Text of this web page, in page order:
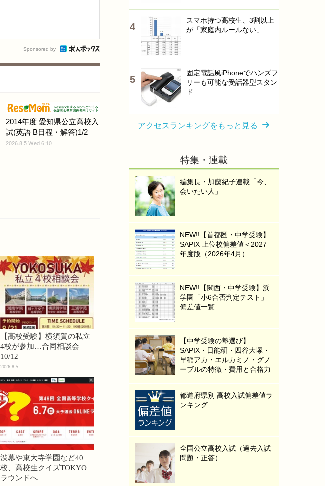
Sponsored by
2014年度 愛知県公立高校入
試(英語 B日程・解答)1/2
2026.8.5 Wed 6:10
【高校受験】横須賀の私立
4校が参加…合同相談会
10/12
2026.8.5
渋幕や東大寺学園など40
校、高校生クイズTOKYO
ラウンドへ
スマホ持つ高校生、3割以上
が「家庭内ルールない」
固定電話風iPhoneでハンズフ
リーも可能な受話器型スタン
ド
アクセスランキングをもっと見る
特集・連載
編集長・加藤紀子連載「今、
会いたい人」
NEW!!【首都圏・中学受験】
SAPIX 上位校偏差値＜2027
年度版（2026年4月）
NEW!!【関西・中学受験】浜
学園「小6合否判定テスト」
偏差値一覧
【中学受験の塾選び】
SAPIX・日能研・四谷大塚・
早稲アカ・エルカミノ・グノ
ーブルの特徴・費用と合格力
都道府県別 高校入試偏差値ラ
ンキング
全国公立高校入試（過去入試
問題・正答）